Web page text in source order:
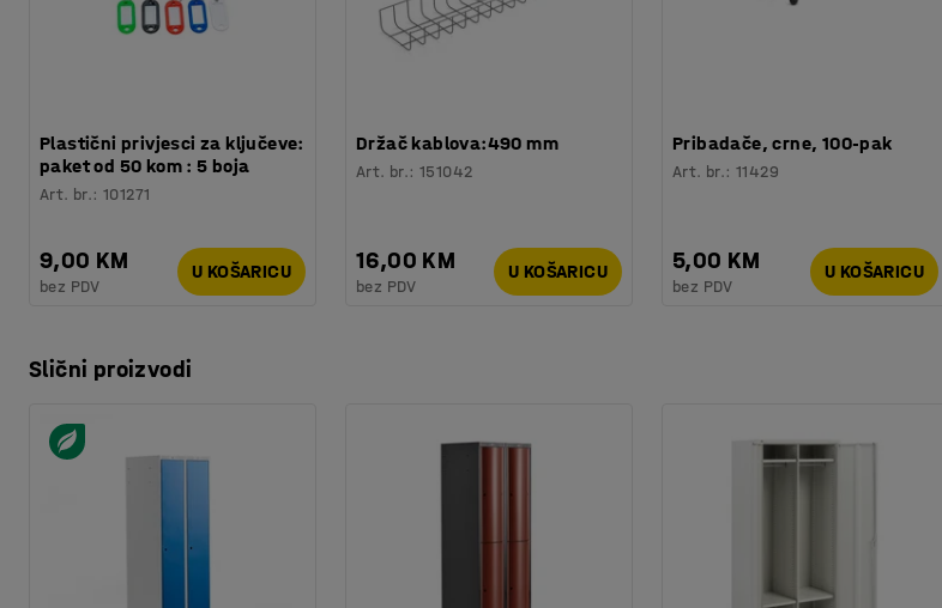
Plastični privjesci za ključeve:
paket od 50 kom : 5 boja
Art. br.:101271
9,00 KM
bez PDV
U KOŠARICU
Držač kablova:490 mm
Art. br.:151042
16,00 KM
bez PDV
U KOŠARICU
Pribadače, crne, 100-pak
Art. br.:11429
5,00 KM
bez PDV
U KOŠARICU
Slični proizvodi